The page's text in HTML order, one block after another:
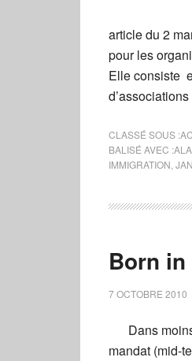
article du 2
pour les
Elle consiste
CLASSÉ SOUS :
BALISÉ AVEC :
IMMIGRATION
Born
7 OCTOBRE 2010
Dans
mandat (mid-